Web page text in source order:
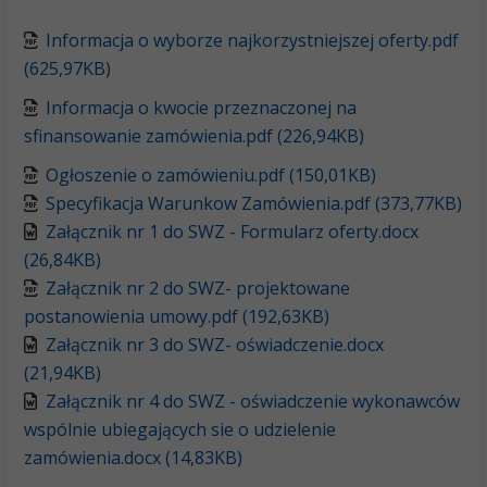
Informacja o wyborze najkorzystniejszej oferty.pdf
(625,97KB)
Informacja o kwocie przeznaczonej na
sfinansowanie zamówienia.pdf (226,94KB)
Ogłoszenie o zamówieniu.pdf (150,01KB)
Specyfikacja Warunkow Zamówienia.pdf (373,77KB)
Załącznik nr 1 do SWZ - Formularz oferty.docx
(26,84KB)
Załącznik nr 2 do SWZ- projektowane
postanowienia umowy.pdf (192,63KB)
Załącznik nr 3 do SWZ- oświadczenie.docx
(21,94KB)
Załącznik nr 4 do SWZ - oświadczenie wykonawców
wspólnie ubiegających sie o udzielenie
zamówienia.docx (14,83KB)